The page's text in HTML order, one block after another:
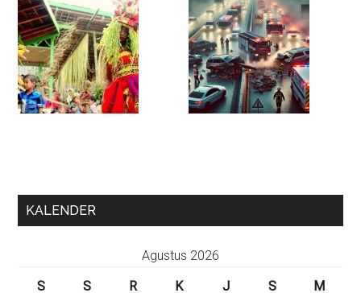
KALENDER
Agustus 2026
S
S R K J S M